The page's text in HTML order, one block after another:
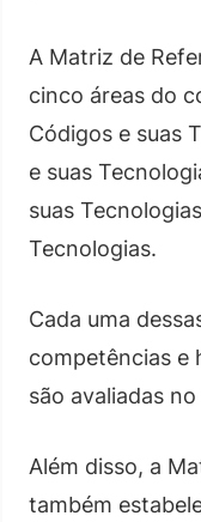
A Matriz de
cinco áreas do
Códigos e suas
e suas
suas
Tecnologias.
Cada uma
competências e
são avaliadas
Além disso, a
também